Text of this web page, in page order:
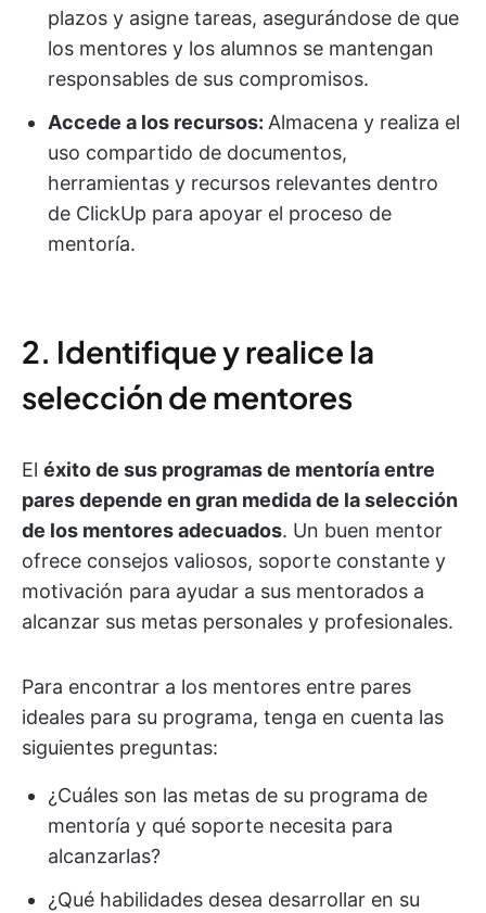
plazos y asigne tareas, asegurándose de que
los mentores y los alumnos se mantengan
responsables de sus compromisos.
Accede a los recursos: Almacena y realiza el
uso compartido de documentos,
herramientas y recursos relevantes dentro
de ClickUp para apoyar el proceso de
mentoría.
2. Identifique y realice la
selección de mentores
El éxito de sus programas de mentoría entre
pares depende en gran medida de la selección
de los mentores adecuados. Un buen mentor
ofrece consejos valiosos, soporte constante y
motivación para ayudar a sus mentorados a
alcanzar sus metas personales y profesionales.
Para encontrar a los mentores entre pares
ideales para su programa, tenga en cuenta las
siguientes preguntas:
¿Cuáles son las metas de su programa de
mentoría y qué soporte necesita para
alcanzarlas?
¿Qué habilidades desea desarrollar en su